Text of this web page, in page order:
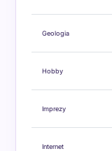
Geologia
Hobby
Imprezy
Internet